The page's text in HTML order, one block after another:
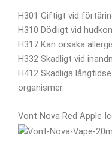
H301 Giftigt vid
H310 Dödligt vid
H317 Kan orsaka
H332 Skadligt vid
H412 Skadliga
organismer.
Vont Nova Red Apple